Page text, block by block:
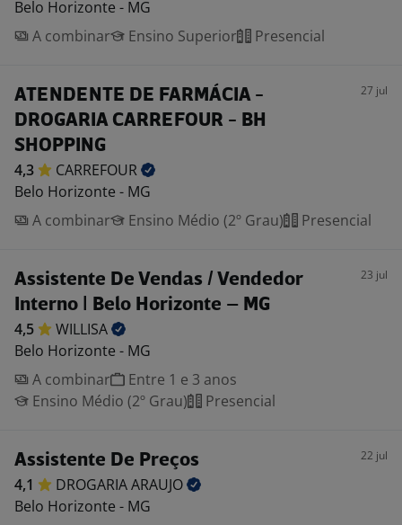
Belo Horizonte - MG
A combinar
Ensino Superior Presencial
ATENDENTE DE FARMÁCIA -
DROGARIA CARREFOUR - BH
SHOPPING
27 jul
4,3
CARREFOUR
Belo Horizonte - MG
A combinar
Ensino Médio (2º Grau) Presencial
Assistente De Vendas / Vendedor
Interno | Belo Horizonte – MG
23 jul
4,5
WILLISA
Belo Horizonte - MG
A combinar
Entre 1 e 3 anos
Ensino Médio (2º Grau)
Presencial
Assistente De Preços 22 jul
4,1 DROGARIAARAUJO
Belo Horizonte - MG